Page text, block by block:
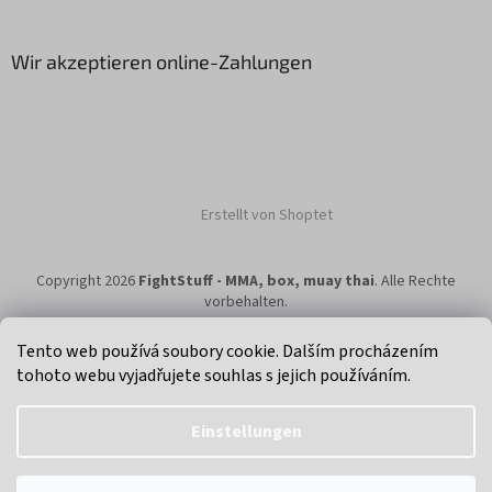
Tento web používá soubory cookie. Dalším procházením
tohoto webu vyjadřujete souhlas s jejich používáním.
Einstellungen
Wir akzeptieren online-Zahlungen
Erstellt von Shoptet
Copyright 2026 FightStuff - MMA, box, muay thai. Alle Rechte
vorbehalten.
Klikni na super eshop pro cyklisty a bikery.